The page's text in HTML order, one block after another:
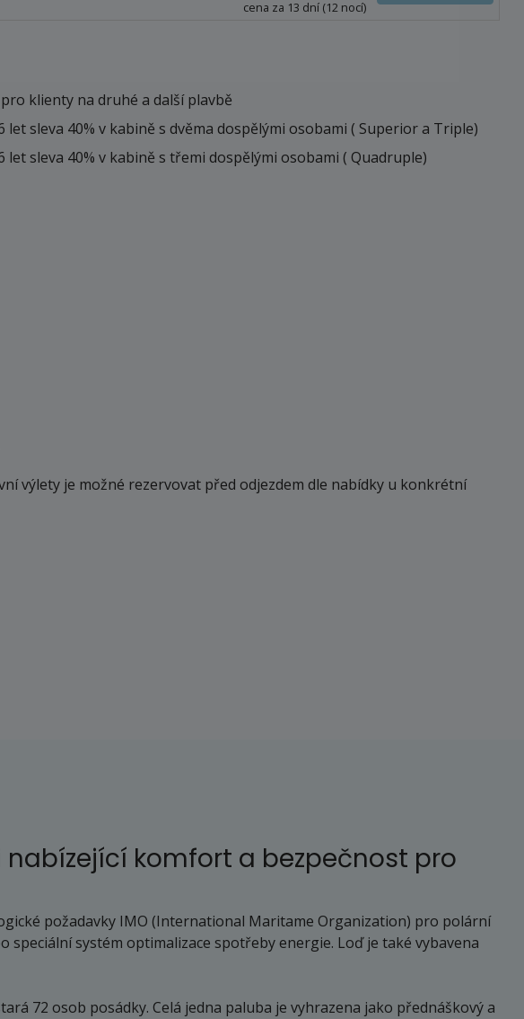
cena za 13 dní (12 nocí)
pro klienty na druhé a další plavbě
let sleva 40% v kabině s dvěma dospělými osobami ( Superior a Triple)
let sleva 40% v kabině s třemi dospělými osobami ( Quadruple)
výlety je možné rezervovat před odjezdem dle nabídky u konkrétní
komfort a bezpečnost pro
požadavky IMO (International Maritame Organization) pro polární
systém optimalizace spotřeby energie. Loď je také vybavena
72 osob posádky. Celá jedna paluba je vyhrazena jako přednáškový a